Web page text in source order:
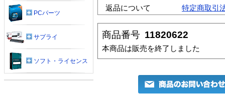
返品について
特定商取引
商品番号 11820622
本商品は販売を終了しました
PCパーツ
サプライ
ソフト・ライセンス